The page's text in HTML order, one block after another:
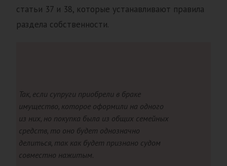
статьи 37 и 38, которые устанавливают правила
раздела собственности.
Так, если супруги приобрели в браке
имущество, которое оформили на одного
из них, но покупка была из общих семейных
средств, то оно будет однозначно
делиться, так как будет признано судом
совместно нажитым.